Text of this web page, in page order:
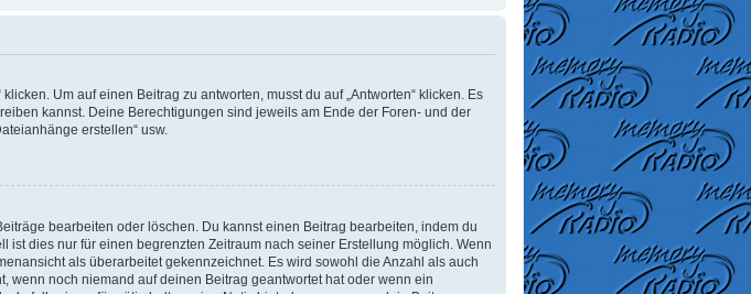
Um auf einen Beitrag zu antworten, musst du auf „Antworten“ klicken. Es
kannst. Deine Berechtigungen sind jeweils am Ende der Foren- und der
erstellen“ usw.
bearbeiten oder löschen. Du kannst einen Beitrag bearbeiten, indem du
ist dies nur für einen begrenzten Zeitraum nach seiner Erstellung möglich. Wenn
als überarbeitet gekennzeichnet. Es wird sowohl die Anzahl als auch
wenn noch niemand auf deinen Beitrag geantwortet hat oder wenn ein